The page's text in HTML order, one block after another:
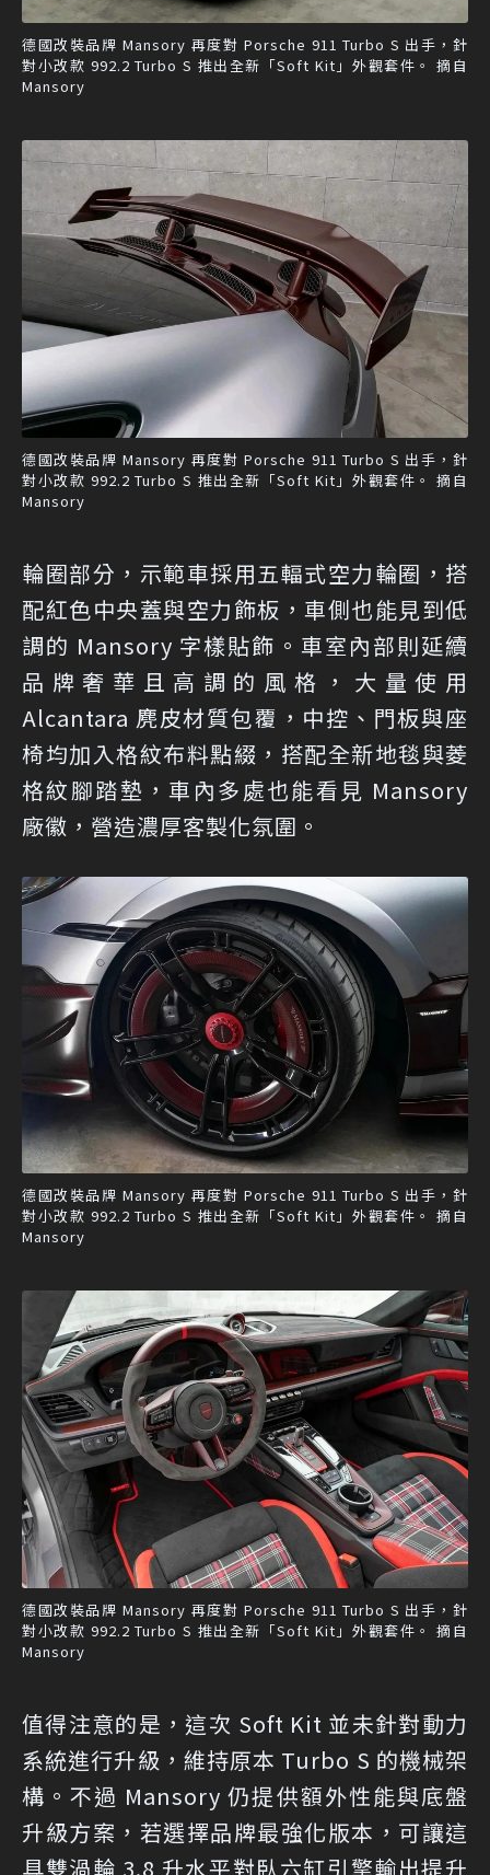
德國改裝品牌 Mansory 再度對 Porsche 911 Turbo S 出手，針
對小改款 992.2 Turbo S 推出全新「Soft Kit」外觀套件。 摘自
Mansory
德國改裝品牌 Mansory 再度對 Porsche 911 Turbo S 出手，針
對小改款 992.2 Turbo S 推出全新「Soft Kit」外觀套件。 摘自
Mansory
輪圈部分，示範車採用五輻式空力輪圈，搭
配紅色中央蓋與空力飾板，車側也能見到低
調的 Mansory 字樣貼飾。車室內部則延續
品牌奢華且高調的風格，大量使用
Alcantara 麂皮材質包覆，中控、門板與座
椅均加入格紋布料點綴，搭配全新地毯與菱
格紋腳踏墊，車內多處也能看見 Mansory
廠徽，營造濃厚客製化氛圍。
德國改裝品牌 Mansory 再度對 Porsche 911 Turbo S 出手，針
對小改款 992.2 Turbo S 推出全新「Soft Kit」外觀套件。 摘自
Mansory
德國改裝品牌 Mansory 再度對 Porsche 911 Turbo S 出手，針
對小改款 992.2 Turbo S 推出全新「Soft Kit」外觀套件。 摘自
Mansory
值得注意的是，這次 Soft Kit 並未針對動力
系統進行升級，維持原本 Turbo S 的機械架
構。不過 Mansory 仍提供額外性能與底盤
升級方案，若選擇品牌最強化版本，可讓這
具雙渦輪 3.8 升水平對臥六缸引擎輸出提升